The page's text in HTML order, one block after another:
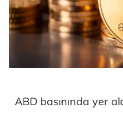
ABD basınında yer